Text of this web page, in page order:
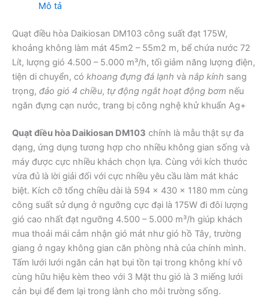
Mô tả
Quạt điều hòa Daikiosan DM103 công suất đạt 175W,
khoảng không làm mát 45m2 – 55m2 m, bể chứa nước 72
Lít, lượng gió 4.500 – 5.000 m³/h, tối giảm năng lượng điện,
tiện di chuyển, có khoang đựng đá lạnh và nắp kính sang
trọng, đảo gió 4 chiều, tự động ngắt hoạt động bơm nếu
ngăn đựng cạn nước, trang bị công nghệ khử khuẩn Ag+
Quạt điều hòa Daikiosan DM103 chính là mẫu thật sự đa
dạng, ứng dụng tương hợp cho nhiều không gian sống và
máy được cực nhiều khách chọn lựa. Cùng với kích thước
vừa đủ là lời giải đối với cực nhiều yêu cầu làm mát khác
biệt. Kích cỡ tổng chiều dài là 594 x 430 x 1180 mm cùng
công suất sử dụng ở ngưỡng cực đại là 175W đi đôi lượng
gió cao nhất đạt ngưỡng 4.500 – 5.000 m³/h giúp khách
mua thoải mái cảm nhận gió mát như gió hồ Tây, trường
giang ở ngay không gian căn phòng nhà của chính mình.
Tấm lưới lưới ngăn cản hạt bụi tồn tại trong không khí vô
cùng hữu hiệu kèm theo với 3 Mặt thu gió là 3 miếng lưới
cản bụi để đem lại trong lành cho môi trường sống.